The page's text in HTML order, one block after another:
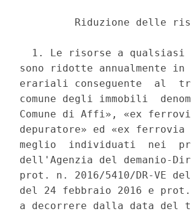
Riduzione delle
1. Le risorse a qualsiasi
sono ridotte annualmente
erariali conseguente  al
comune degli immobili
Comune di Affi», «ex
depuratore» ed «ex
meglio  individuati  nei
dell'Agenzia del demanio-
prot. n. 2016/5410/DR-VE
del 24 febbraio 2016 e prot.
a decorrere dalla data del